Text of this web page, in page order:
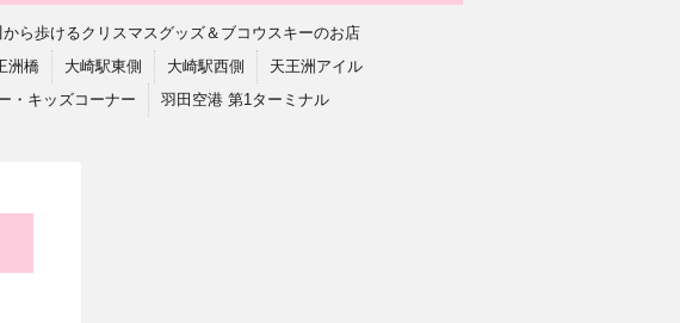
から歩けるクリスマスグッズ＆ブコウスキーのお店
洲橋 大崎駅東側 大崎駅西側
天王洲アイル
・キッズコーナー
羽田空港 第1ターミナル